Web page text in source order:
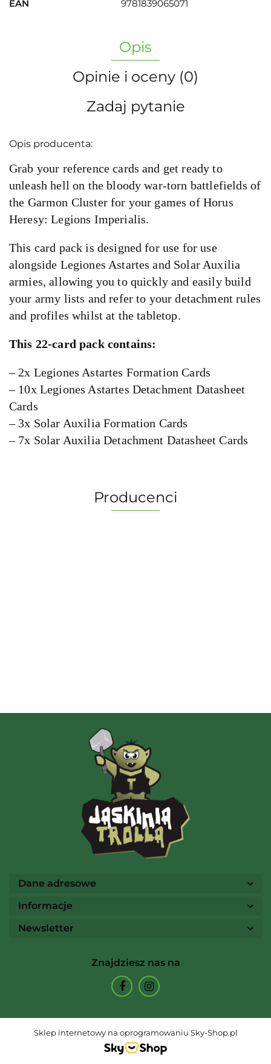
EAN 9781839065071
Opis
Opinie i oceny (0)
Zadaj pytanie
Opis producenta:
Grab your reference cards and get ready to
unleash hell on the bloody war-torn battlefields of
the Garmon Cluster for your games of Horus
Heresy: Legions Imperialis.
This card pack is designed for use for use
alongside Legiones Astartes and Solar Auxilia
armies, allowing you to quickly and easily build
your army lists and refer to your detachment rules
and profiles whilst at the tabletop.
This 22-card pack contains:
– 2x Legiones Astartes Formation Cards
– 10x Legiones Astartes Detachment Datasheet
Cards
– 3x Solar Auxilia Formation Cards
– 7x Solar Auxilia Detachment Datasheet Cards
Producenci
AMIGO Spiel
Ammo
Archon Studio
Dane adresowe
Informacje
Newsletter
Znajdziesz nas na
Sklep internetowy na oprogramowaniu Sky-Shop.pl